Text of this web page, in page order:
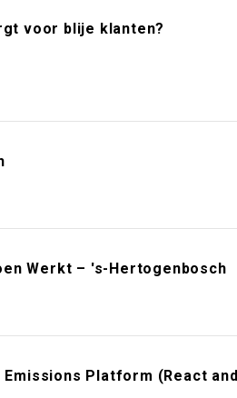
voor blije klanten?
Werkt – 's-Hertogenbosch
Platform (React and